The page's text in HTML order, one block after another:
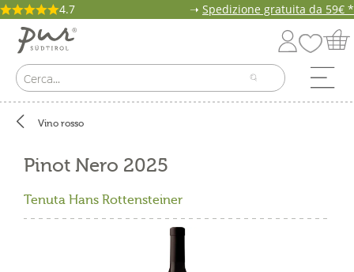
4.7 ➝ Spedizione gratuita da 59€ *
Vino rosso
Pinot Nero 2025
Tenuta Hans Rottensteiner